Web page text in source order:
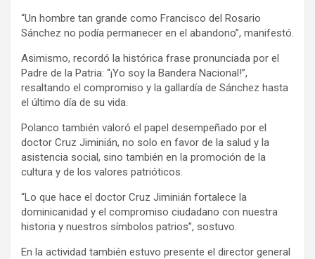
“Un hombre tan grande como Francisco del Rosario
Sánchez no podía permanecer en el abandono”, manifestó.
Asimismo, recordó la histórica frase pronunciada por el
Padre de la Patria: “¡Yo soy la Bandera Nacional!”,
resaltando el compromiso y la gallardía de Sánchez hasta
el último día de su vida.
Polanco también valoró el papel desempeñado por el
doctor Cruz Jiminián, no solo en favor de la salud y la
asistencia social, sino también en la promoción de la
cultura y de los valores patrióticos.
“Lo que hace el doctor Cruz Jiminián fortalece la
dominicanidad y el compromiso ciudadano con nuestra
historia y nuestros símbolos patrios”, sostuvo.
En la actividad también estuvo presente el director general